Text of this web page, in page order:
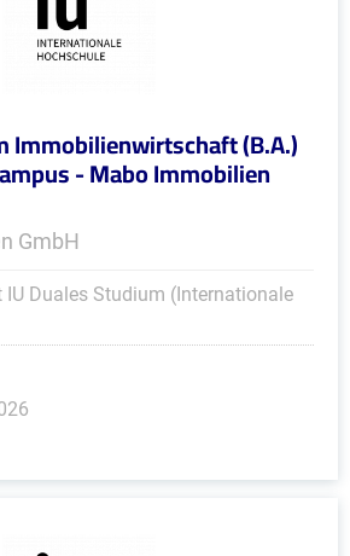
Immobilienwirtschaft (B.A.)
- Mabo Immobilien
GmbH
Duales Studium (Internationale